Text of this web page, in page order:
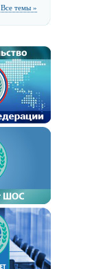
Все темы »